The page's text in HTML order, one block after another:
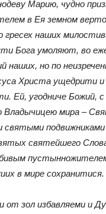
Марию, чудно
в Ея земном
гресех наших
Бога умоляют, во
наших, но по
Христа ущедрити
Ей, угодниче Божий, с
Владычицею мира –
подвижниками
святейшего
в мире сохранитися.
от зол избавляеми и